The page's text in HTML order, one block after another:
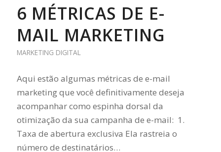
6 MÉTRICAS DE E-
MAIL MARKETING
MARKETING DIGITAL
Aqui estão algumas métricas de e-mail
marketing que você definitivamente deseja
acompanhar como espinha dorsal da
otimização da sua campanha de e-mail: 1.
Taxa de abertura exclusiva Ela rastreia o
número de destinatários…